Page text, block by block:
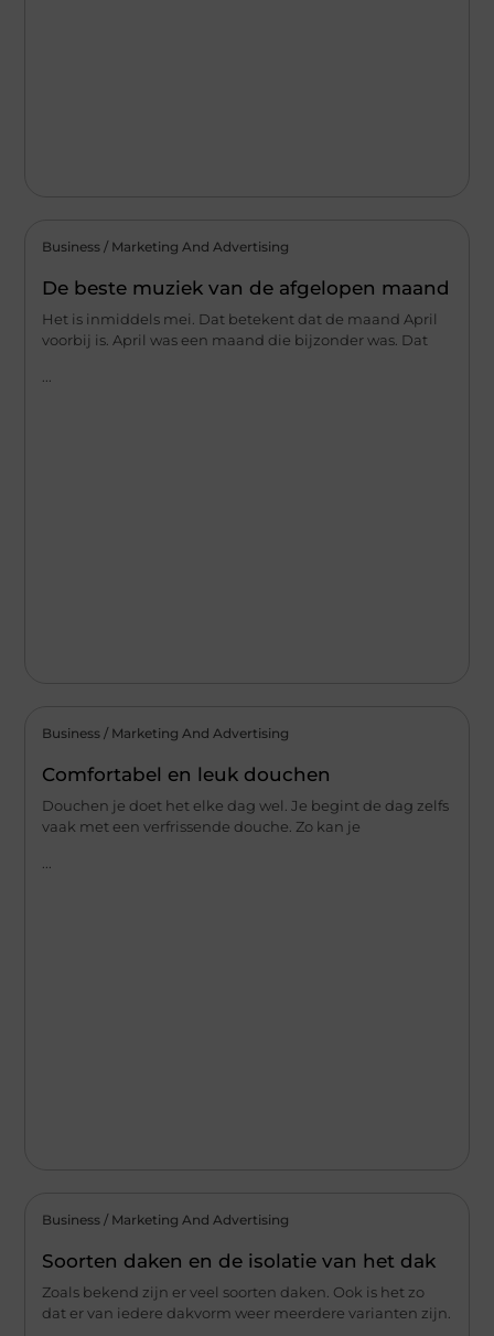
Business / Marketing And Advertising
De beste muziek van de afgelopen maand
Het is inmiddels mei. Dat betekent dat de maand April
voorbij is. April was een maand die bijzonder was. Dat
Business / Marketing And Advertising
Comfortabel en leuk douchen
Douchen je doet het elke dag wel. Je begint de dag zelfs
vaak met een verfrissende douche. Zo kan je
...
Business / Marketing And Advertising
Soorten daken en de isolatie van het dak
Zoals bekend zijn er veel soorten daken. Ook is het zo
dat er van iedere dakvorm weer meerdere varianten zijn.